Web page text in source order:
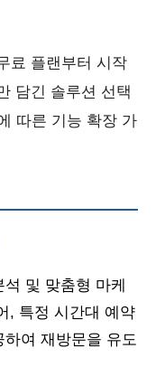
료 플랜부터 시작
담긴 솔루션 선택
따른 기능 확장 가
및 맞춤형 마케
, 특정 시간대 예약
여 재방문을 유도